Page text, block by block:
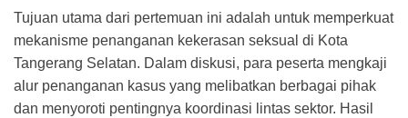
Tujuan utama dari pertemuan ini adalah untuk memperkuat
mekanisme penanganan kekerasan seksual di Kota
Tangerang Selatan. Dalam diskusi, para peserta mengkaji
alur penanganan kasus yang melibatkan berbagai pihak
dan menyoroti pentingnya koordinasi lintas sektor. Hasil